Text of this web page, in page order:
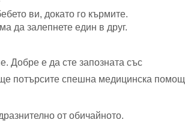
ви, докато го кърмите.
да залепнете един в друг.
Добре е да сте запозната със
потърсите спешна медицинска помощ
от обичайното.